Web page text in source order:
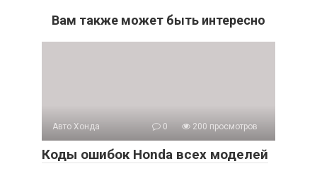
Вам также может быть интересно
Авто Хонда 0 200 просмотров
Коды ошибок Honda всех моделей